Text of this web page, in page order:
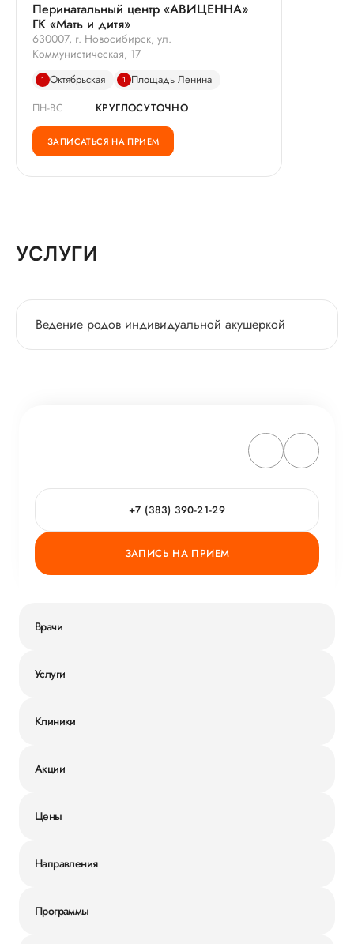
родить и почувствовать действительно радость
этого процесса.
Перинатальный центр «АВИЦЕННА»
ГК «Мать и дитя»
630007, г. Новосибирск, ул.
Коммунистическая, 17
1 Октябрьская 1
Площадь Ленина
ПН-ВС
КРУГЛОСУТОЧНО
ЗАПИСАТЬСЯ НА ПРИЕМ
УСЛУГИ
Ведение родов индивидуальной акушеркой
+7 (383) 390-21-29
ЗАПИСЬ НА ПРИЕМ
Врачи
Услуги
Клиники
Акции
Цены
Направления
Программы